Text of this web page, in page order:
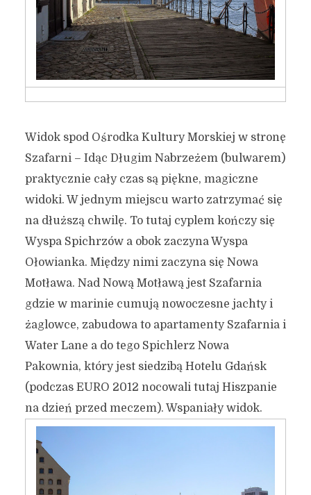
Widok spod Ośrodka Kultury Morskiej w stronę
Szafarni – Idąc Długim Nabrzeżem (bulwarem)
praktycznie cały czas są piękne, magiczne
widoki. W jednym miejscu warto zatrzymać się
na dłuższą chwilę. To tutaj cyplem kończy się
Wyspa Spichrzów a obok zaczyna Wyspa
Ołowianka. Między nimi zaczyna się Nowa
Motława. Nad Nową Motławą jest Szafarnia
gdzie w marinie cumują nowoczesne jachty i
żaglowce, zabudowa to apartamenty Szafarnia i
Water Lane a do tego Spichlerz Nowa
Pakownia, który jest siedzibą Hotelu Gdańsk
(podczas EURO 2012 nocowali tutaj Hiszpanie
na dzień przed meczem). Wspaniały widok.